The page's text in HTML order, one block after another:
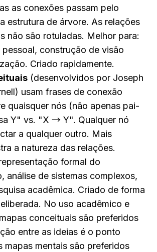
as conexões passam pelo
estrutura de árvore. As relações
não são rotuladas. Melhor para:
construção de visão
(desenvolvidos por Joseph
usam frases de conexão
quaisquer nós (não apenas pai-
Y" vs. "X → Y". Qualquer nó
a qualquer outro. Mais
a natureza das relações.
formal do
análise de sistemas complexos,
acadêmica. Criado de forma
No uso acadêmico e
conceituais são preferidos
entre as ideias é o ponto
mentais são preferidos